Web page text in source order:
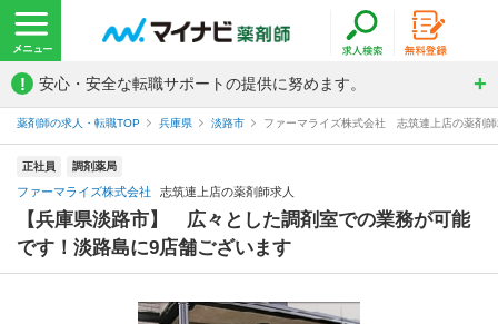
! 安心・安全な転職サポートの提供に努めます。
薬剤師の求人・転職TOP 兵庫県 淡路市 ファーマライズ株式会社 志筑連上店の薬剤
正社員 調剤薬局
ファーマライズ株式会社 志筑連上店の薬剤師求人
【兵庫県淡路市】 広々とした調剤室での業務が可能
です！淡路島に9店舗ございます